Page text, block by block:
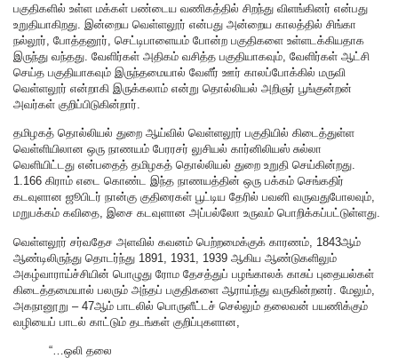
பகுதிகளில் உள்ள மக்கள் பண்டைய வணிகத்தில் சிறந்து விளங்கினர் என்பது
உறுதியாகிறது. இன்றைய வெள்ளலூர் என்பது அன்றைய காலத்தில் சிங்கா
நல்லூர், போத்தனூர், செட்டிபாளையம் போன்ற பகுதிகளை உள்ளடக்கியதாக
இருந்து வந்தது. வேளிர்கள் அதிகம் வசித்த பகுதியாகவும், வேளிர்கள் ஆட்சி
செய்த பகுதியாகவும் இருந்தமையால் வேளீர் ஊர் காலப்போக்கில் மருவி
வெள்ளலூர் என்றாகி இருக்கலாம் என்று தொல்லியல் அறிஞர் பூங்குன்றன்
அவர்கள் குறிப்பிடுகின்றார்.
தமிழகத் தொல்லியல் துறை ஆய்வில் வெள்ளலூர் பகுதியில் கிடைத்துள்ள
வெள்ளியிலான ஒரு நாணயம் பேரரசர் லுசியல் கார்னிலியஸ் சுல்லா
வெளியிட்டது என்பதைத் தமிழகத் தொல்லியல் துறை உறுதி செய்கின்றது.
1.166 கிராம் எடை கொண்ட இந்த நாணயத்தின் ஒரு பக்கம் செங்கதிர்
கடவுளான ஜூபிடர் நான்கு குதிரைகள் பூட்டிய தேரில் பவனி வருவதுபோலவும்,
மறுபக்கம் கவிதை, இசை கடவுளான அப்பல்லோ உருவம் பொறிக்கப்பட்டுள்ளது.
வெள்ளலூர் சர்வதேச அளவில் கவனம் பெற்றமைக்குக் காரணம், 1843ஆம்
ஆண்டிலிருந்து தொடர்ந்து 1891, 1931, 1939 ஆகிய ஆண்டுகளிலும்
அகழ்வாராய்ச்சியின் பொழுது ரோம தேசத்துப் பழங்காலக் காசுப் புதையல்கள்
கிடைத்தமையால் பலரும் அந்தப் பகுதிகளை ஆராய்ந்து வருகின்றனர். மேலும்,
அகநானூறு – 47ஆம் பாடலில் பொருளீட்டச் செல்லும் தலைவன் பயணிக்கும்
வழியைப் பாடல் காட்டும் தடங்கள் குறிப்புகளான,
“…ஒலி தலை